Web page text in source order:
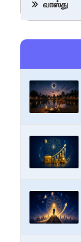
வாஸ்து